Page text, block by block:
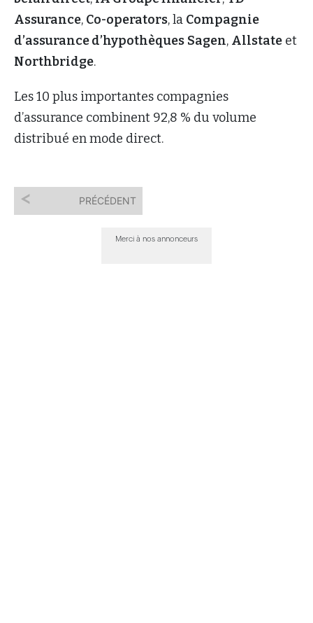
Assurance, Co-operators, la Compagnie
d’assurance d’hypothèques Sagen, Allstate et
Northbridge.
Les 10 plus importantes compagnies
d’assurance combinent 92,8 % du volume
distribué en mode direct.
PRÉCÉDENT
Merci à nos annonceurs